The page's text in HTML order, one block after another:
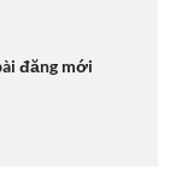
đăng mới